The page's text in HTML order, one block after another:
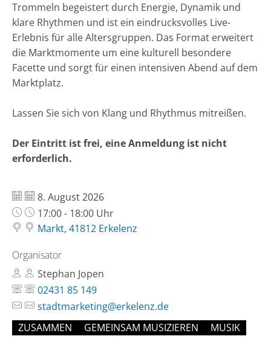
Trommeln begeistert durch Energie, Dynamik und
klare Rhythmen und ist ein eindrucksvolles Live-
Erlebnis für alle Altersgruppen. Das Format erweitert
die Marktmomente um eine kulturell besondere
Facette und sorgt für einen intensiven Abend auf dem
Marktplatz.
Lassen Sie sich von Klang und Rhythmus mitreißen.
Der Eintritt ist frei, eine Anmeldung ist nicht
erforderlich.
Datum:
8. August 2026
Uhrzeit:
17:00 - 18:00 Uhr
Markt, 41812 Erkelenz
Organisator
Stephan Jopen
02431 85 149
stadtmarketing@erkelenz.de
ZUSAMMEN
GEMEINSAM MUSIZIEREN
MUSIK